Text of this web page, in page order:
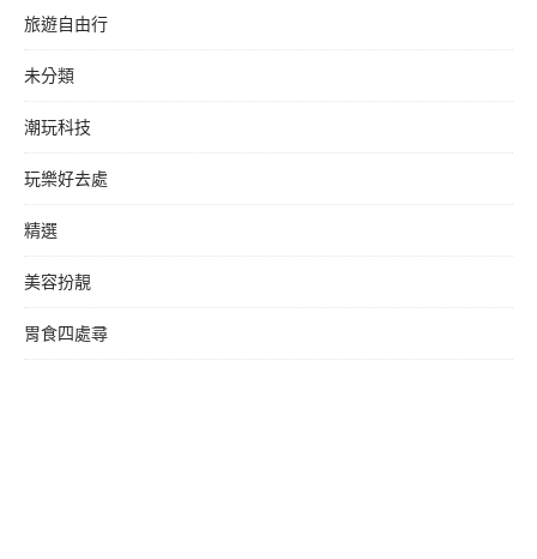
旅遊自由行
未分類
潮玩科技
玩樂好去處
精選
美容扮靚
胃食四處尋